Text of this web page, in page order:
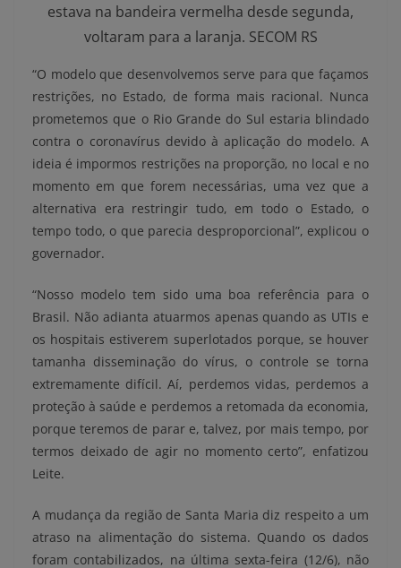
estava na bandeira vermelha desde segunda,
voltaram para a laranja. SECOM RS
“O modelo que desenvolvemos serve para que façamos
restrições, no Estado, de forma mais racional. Nunca
prometemos que o Rio Grande do Sul estaria blindado
contra o coronavírus devido à aplicação do modelo. A
ideia é impormos restrições na proporção, no local e no
momento em que forem necessárias, uma vez que a
alternativa era restringir tudo, em todo o Estado, o
tempo todo, o que parecia desproporcional”, explicou o
governador.
“Nosso modelo tem sido uma boa referência para o
Brasil. Não adianta atuarmos apenas quando as UTIs e
os hospitais estiverem superlotados porque, se houver
tamanha disseminação do vírus, o controle se torna
extremamente difícil. Aí, perdemos vidas, perdemos a
proteção à saúde e perdemos a retomada da economia,
porque teremos de parar e, talvez, por mais tempo, por
termos deixado de agir no momento certo”, enfatizou
Leite.
A mudança da região de Santa Maria diz respeito a um
atraso na alimentação do sistema. Quando os dados
foram contabilizados, na última sexta-feira (12/6), não